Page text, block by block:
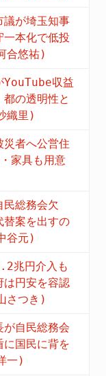
議が埼玉知事
本化で低投
合悠祐)
YouTube収益
の透明性と
織里)
災者へ公営住
家具も用意
総務会欠
案を出すの
谷元)
兆円介入も
円安を容認
さつき)
が自民総務会
国民に背を
一)